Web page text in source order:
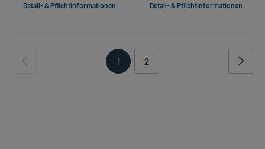
Detail- & Pflichtinformationen Detail- & Pflichtinformationen
1 2